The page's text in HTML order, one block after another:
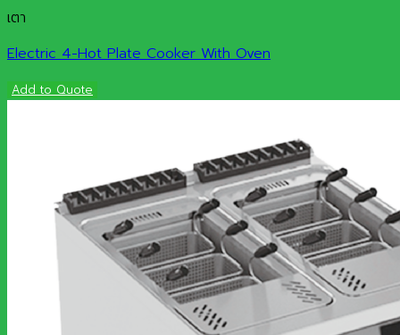
เตา
Electric 4-Hot Plate Cooker With Oven
Add to Quote